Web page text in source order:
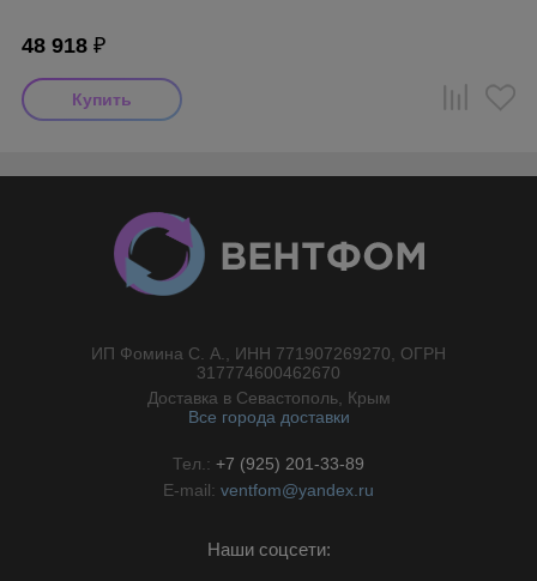
48 918 ₽
ИП Фомина С. А., ИНН 771907269270, ОГРН
317774600462670
Доставка в Севастополь, Крым
Все города доставки
Тел.: +7 (925) 201-33-89
E-mail: ventfom@yandex.ru
Наши соцсети: